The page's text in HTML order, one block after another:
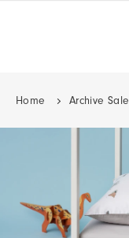
Home Archive Sale